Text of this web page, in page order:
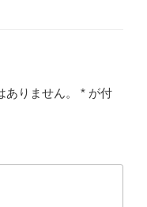
りません。 * が付